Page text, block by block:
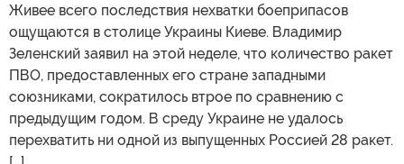
Живее всего последствия нехватки боеприпасов
ощущаются в столице Украины Киеве. Владимир
Зеленский заявил на этой неделе, что количество ракет
ПВО, предоставленных его стране западными
союзниками, сократилось втрое по сравнению с
предыдущим годом. В среду Украине не удалось
перехватить ни одной из выпущенных Россией 28 ракет.